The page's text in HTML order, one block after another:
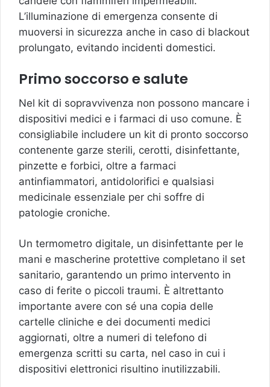
L’illuminazione di emergenza consente di
muoversi in sicurezza anche in caso di blackout
prolungato, evitando incidenti domestici.
Primo soccorso e salute
Nel kit di sopravvivenza non possono mancare i
dispositivi medici e i farmaci di uso comune. È
consigliabile includere un kit di pronto soccorso
contenente garze sterili, cerotti, disinfettante,
pinzette e forbici, oltre a farmaci
antinfiammatori, antidolorifici e qualsiasi
medicinale essenziale per chi soffre di
patologie croniche.
Un termometro digitale, un disinfettante per le
mani e mascherine protettive completano il set
sanitario, garantendo un primo intervento in
caso di ferite o piccoli traumi. È altrettanto
importante avere con sé una copia delle
cartelle cliniche e dei documenti medici
aggiornati, oltre a numeri di telefono di
emergenza scritti su carta, nel caso in cui i
dispositivi elettronici risultino inutilizzabili.